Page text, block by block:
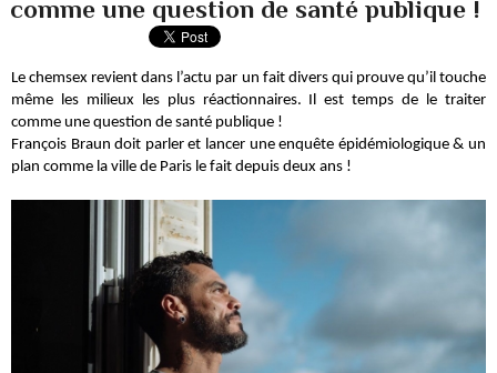
comme une question de santé publique !
Le chemsex revient dans l’actu par un fait divers qui prouve qu’il touche
même les milieux les plus réactionnaires. Il est temps de le traiter
comme une question de santé publique !
François Braun doit parler et lancer une enquête épidémiologique & un
plan comme la ville de Paris le fait depuis deux ans !